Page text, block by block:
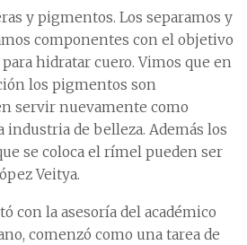
y pigmentos. Los separamos y
componentes con el objetivo
hidratar cuero. Vimos que en
los pigmentos son
servir nuevamente como
industria de belleza. Además los
se coloca el rímel pueden ser
Veitya.
con la asesoría del académico
comenzó como una tarea de